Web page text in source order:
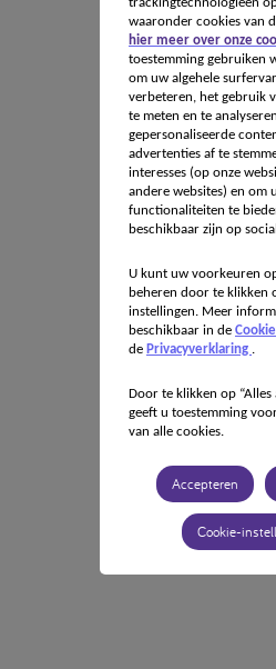
waaronder cookies van
hier meer over onze
toestemming gebruiken
om uw algehele
verbeteren, het gebruik
te meten en te
gepersonaliseerde
advertenties af te
interesses (op onze
andere websites) en om u
functionaliteiten te
beschikbaar zijn op
U kunt uw voorkeuren
beheren door te klikken
instellingen. Meer
beschikbaar in de
de Privacyverklaring .
Door te klikken op “Alles
geeft u toestemming
van alle cookies.
Accepteren
Cookie-